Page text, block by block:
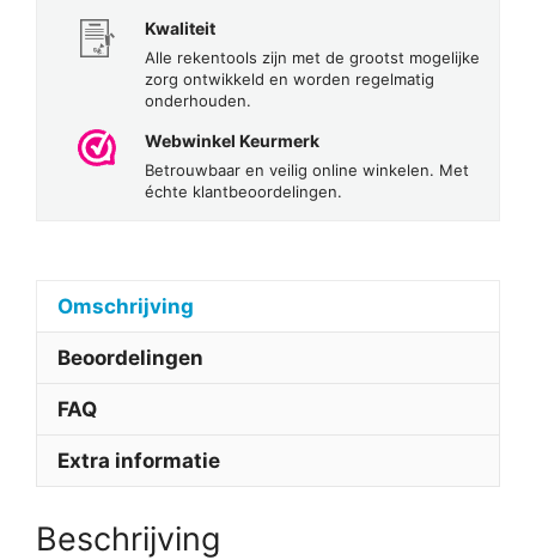
Kwaliteit
Alle rekentools zijn met de grootst mogelijke
zorg ontwikkeld en worden regelmatig
onderhouden.
Webwinkel Keurmerk
Betrouwbaar en veilig online winkelen. Met
échte klantbeoordelingen.
Omschrijving
Beoordelingen
FAQ
Extra informatie
Beschrijving